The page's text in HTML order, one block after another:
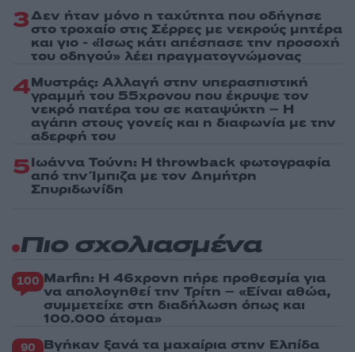
3Δεν ήταν μόνο η ταχύτητα που οδήγησε
στο τροχαίο στις Σέρρες με νεκρούς μητέρα
και γιο - «Ίσως κάτι απέσπασε την προσοχή
του οδηγού» λέει πραγματογνώμονας
4Μυστράς: Αλλαγή στην υπερασπιστική
γραμμή του 55χρονου που έκρυψε τον
νεκρό πατέρα του σε καταψύκτη – Η
αγάπη στους γονείς και η διαφωνία με την
αδερφή του
5Ιωάννα Τούνη: Η throwback φωτογραφία
από την Ίμπιζα με τον Δημήτρη
Σπυριδωνίδη
Πιο σχολιασμένα
100 Marfin: Η 46χρονη πήρε προθεσμία για
να απολογηθεί την Τρίτη – «Είναι αθώα,
συμμετείχε στη διαδήλωση όπως και
100.000 άτομα»
90 Βγήκαν ξανά τα μαχαίρια στην Ελπίδα